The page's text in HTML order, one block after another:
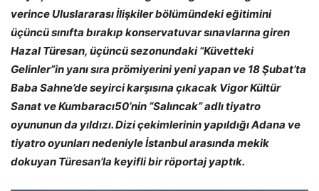
verince Uluslararası İlişkiler bölümündeki eğitimini
üçüncü sınıfta bırakıp konservatuvar sınavlarına giren
Hazal Türesan, üçüncü sezonundaki “Küvetteki
Gelinler”in yanı sıra prömiyerini yeni yapan ve 18 Şubat’ta
Baba Sahne’de seyirci karşısına çıkacak Vigor Kültür
Sanat ve Kumbaracı50’nin “Salıncak” adlı tiyatro
oyununun da yıldızı. Dizi çekimlerinin yapıldığı Adana ve
tiyatro oyunları nedeniyle İstanbul arasında mekik
dokuyan Türesan’la keyifli bir röportaj yaptık.